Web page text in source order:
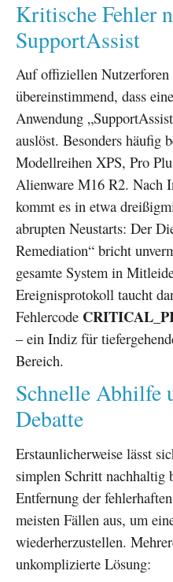
Kritische Fehler
SupportAssist
Auf offiziellen
übereinstimmend, dass
Anwendung
auslöst. Besonders häufig
Modellreihen XPS, Pro
Alienware M16 R2. Nach
kommt es in etwa
abrupten Neustarts: Der
Remediation“ bricht
gesamte System in
Ereignisprotokoll taucht
Fehlercode
– ein Indiz für
Bereich.
Schnelle Abhilfe
Debatte
Erstaunlicherweise lässt
simplen Schritt nachhaltig
Entfernung der
meisten Fällen aus, um
wiederherzustellen.
unkomplizierte Lösung: